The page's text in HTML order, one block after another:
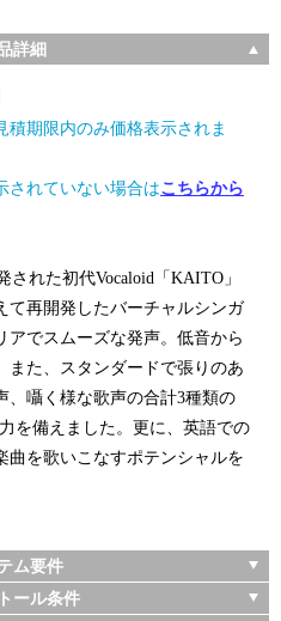
詳細
積期限内のみ価格表示されま
されていない場合はこちらから
された初代Vocaloid「KAITO」
て再開発したバーチャルシンガ
アでスムーズな発声。低音から
また、スタンダードで張りのあ
、囁く様な歌声の合計3種類の
を備えました。更に、英語での
曲を歌いこなすポテンシャルを
ム要件
ール条件